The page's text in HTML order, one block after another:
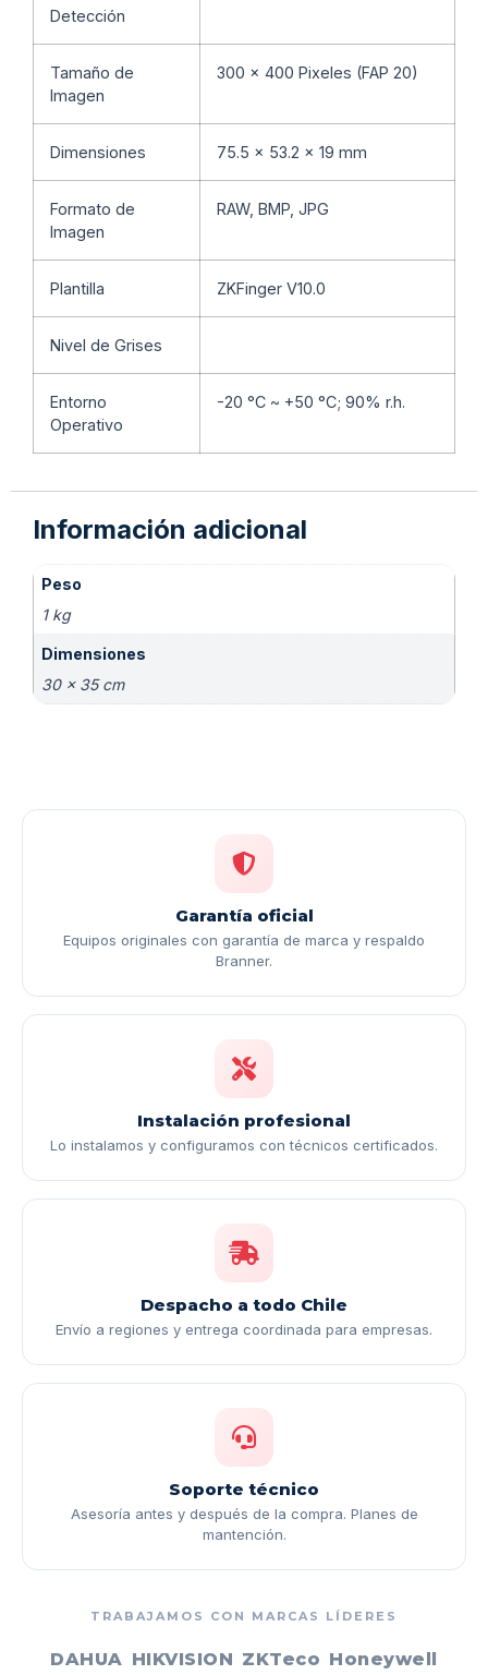
Detección
Tamaño de
Imagen
300 x 400 Pixeles (FAP 20)
Dimensiones 75.5 x 53.2 x 19 mm
Formato de
Imagen
RAW, BMP, JPG
Plantilla ZKFinger V10.0
Nivel de Grises
Entorno
Operativo
-20 °C ~ +50 °C; 90% r.h.
Información adicional
Peso
1 kg
Dimensiones
30 × 35 cm
Garantía oficial
Equipos originales con garantía de marca y respaldo
Branner.
Instalación profesional
Lo instalamos y configuramos con técnicos certificados.
Despacho a todo Chile
Envío a regiones y entrega coordinada para empresas.
Soporte técnico
Asesoría antes y después de la compra. Planes de
mantención.
TRABAJAMOS CON MARCAS LÍDERES
DAHUA HIKVISION ZKTeco Honeywell